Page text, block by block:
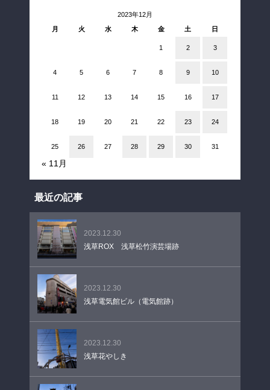
2023年12月
月
火 水 木 金 土 日
1 2 3
4 5 6 7 8 9 10
11 12 13 14 15 16 17
18 19 20 21 22 23 24
25 26 27 28 29 30 31
« 11月
最近の記事
2023.12.30
浅草ROX 浅草松竹演芸場跡
2023.12.30
浅草電気館ビル（電気館跡）
2023.12.30
浅草花やしき